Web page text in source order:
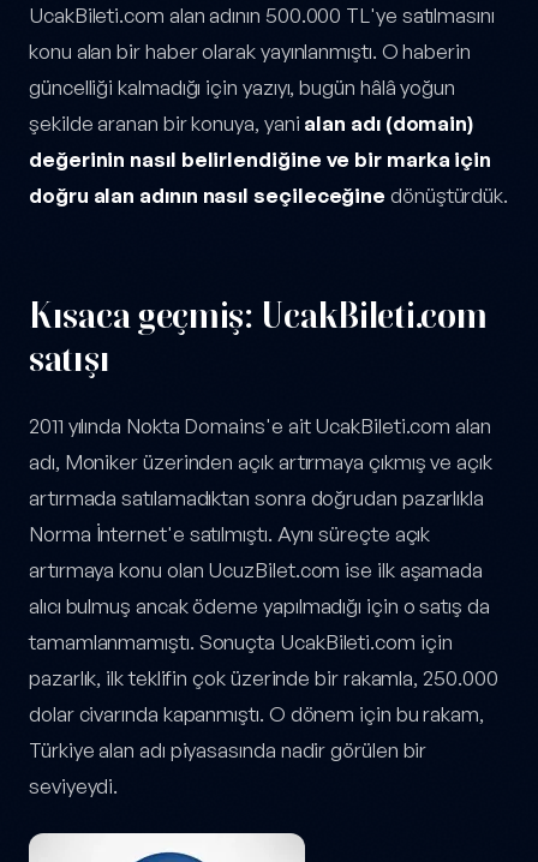
UcakBileti.com alan adının 500.000 TL'ye satılmasını
konu alan bir haber olarak yayınlanmıştı. O haberin
güncelliği kalmadığı için yazıyı, bugün hâlâ yoğun
şekilde aranan bir konuya, yani alan adı (domain)
değerinin nasıl belirlendiğine ve bir marka için
doğru alan adının nasıl seçileceğine dönüştürdük.
Kısaca geçmiş: UcakBileti.com
satışı
2011 yılında Nokta Domains'e ait UcakBileti.com alan
adı, Moniker üzerinden açık artırmaya çıkmış ve açık
artırmada satılamadıktan sonra doğrudan pazarlıkla
Norma İnternet'e satılmıştı. Aynı süreçte açık
artırmaya konu olan UcuzBilet.com ise ilk aşamada
alıcı bulmuş ancak ödeme yapılmadığı için o satış da
tamamlanmamıştı. Sonuçta UcakBileti.com için
pazarlık, ilk teklifin çok üzerinde bir rakamla, 250.000
dolar civarında kapanmıştı. O dönem için bu rakam,
Türkiye alan adı piyasasında nadir görülen bir
seviyeydi.